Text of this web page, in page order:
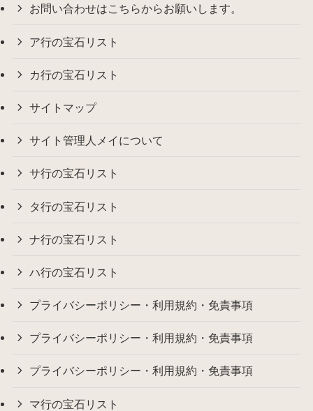
お問い合わせはこちらからお願いします。
ア行の宝石リスト
カ行の宝石リスト
サイトマップ
サイト管理人メイについて
サ行の宝石リスト
タ行の宝石リスト
ナ行の宝石リスト
ハ行の宝石リスト
プライバシーポリシー・利用規約・免責事項
プライバシーポリシー・利用規約・免責事項
プライバシーポリシー・利用規約・免責事項
マ行の宝石リスト